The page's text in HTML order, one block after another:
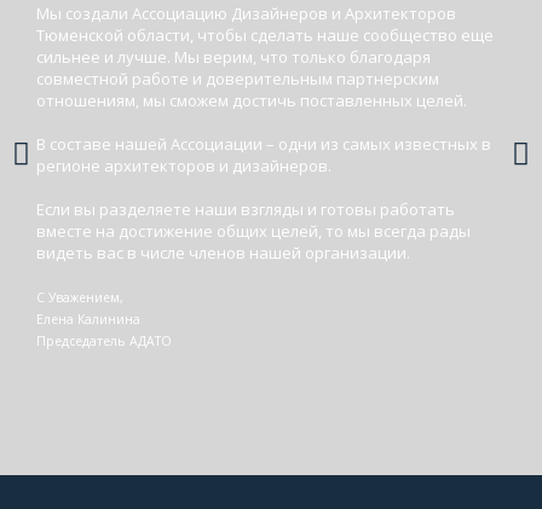
Мы создали Ассоциацию Дизайнеров и Архитекторов
Тюменской области, чтобы сделать наше сообщество еще
сильнее и лучше. Мы верим, что только благодаря
совместной работе и доверительным партнерским
отношениям, мы сможем достичь поставленных целей.
В составе нашей Ассоциации – одни из самых известных в
регионе архитекторов и дизайнеров.
Если вы разделяете наши взгляды и готовы работать
вместе на достижение общих целей, то мы всегда рады
видеть вас в числе членов нашей организации.
С Уважением,
Елена Калинина
Председатель АДАТО